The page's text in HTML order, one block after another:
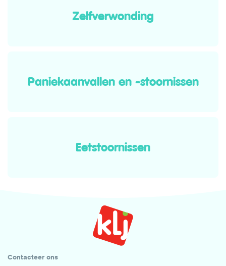
Zelfverwonding
Paniekaanvallen en -stoornissen
Eetstoornissen
Contacteer ons